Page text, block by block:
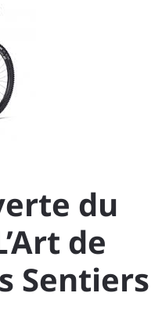
du
de
Sentiers